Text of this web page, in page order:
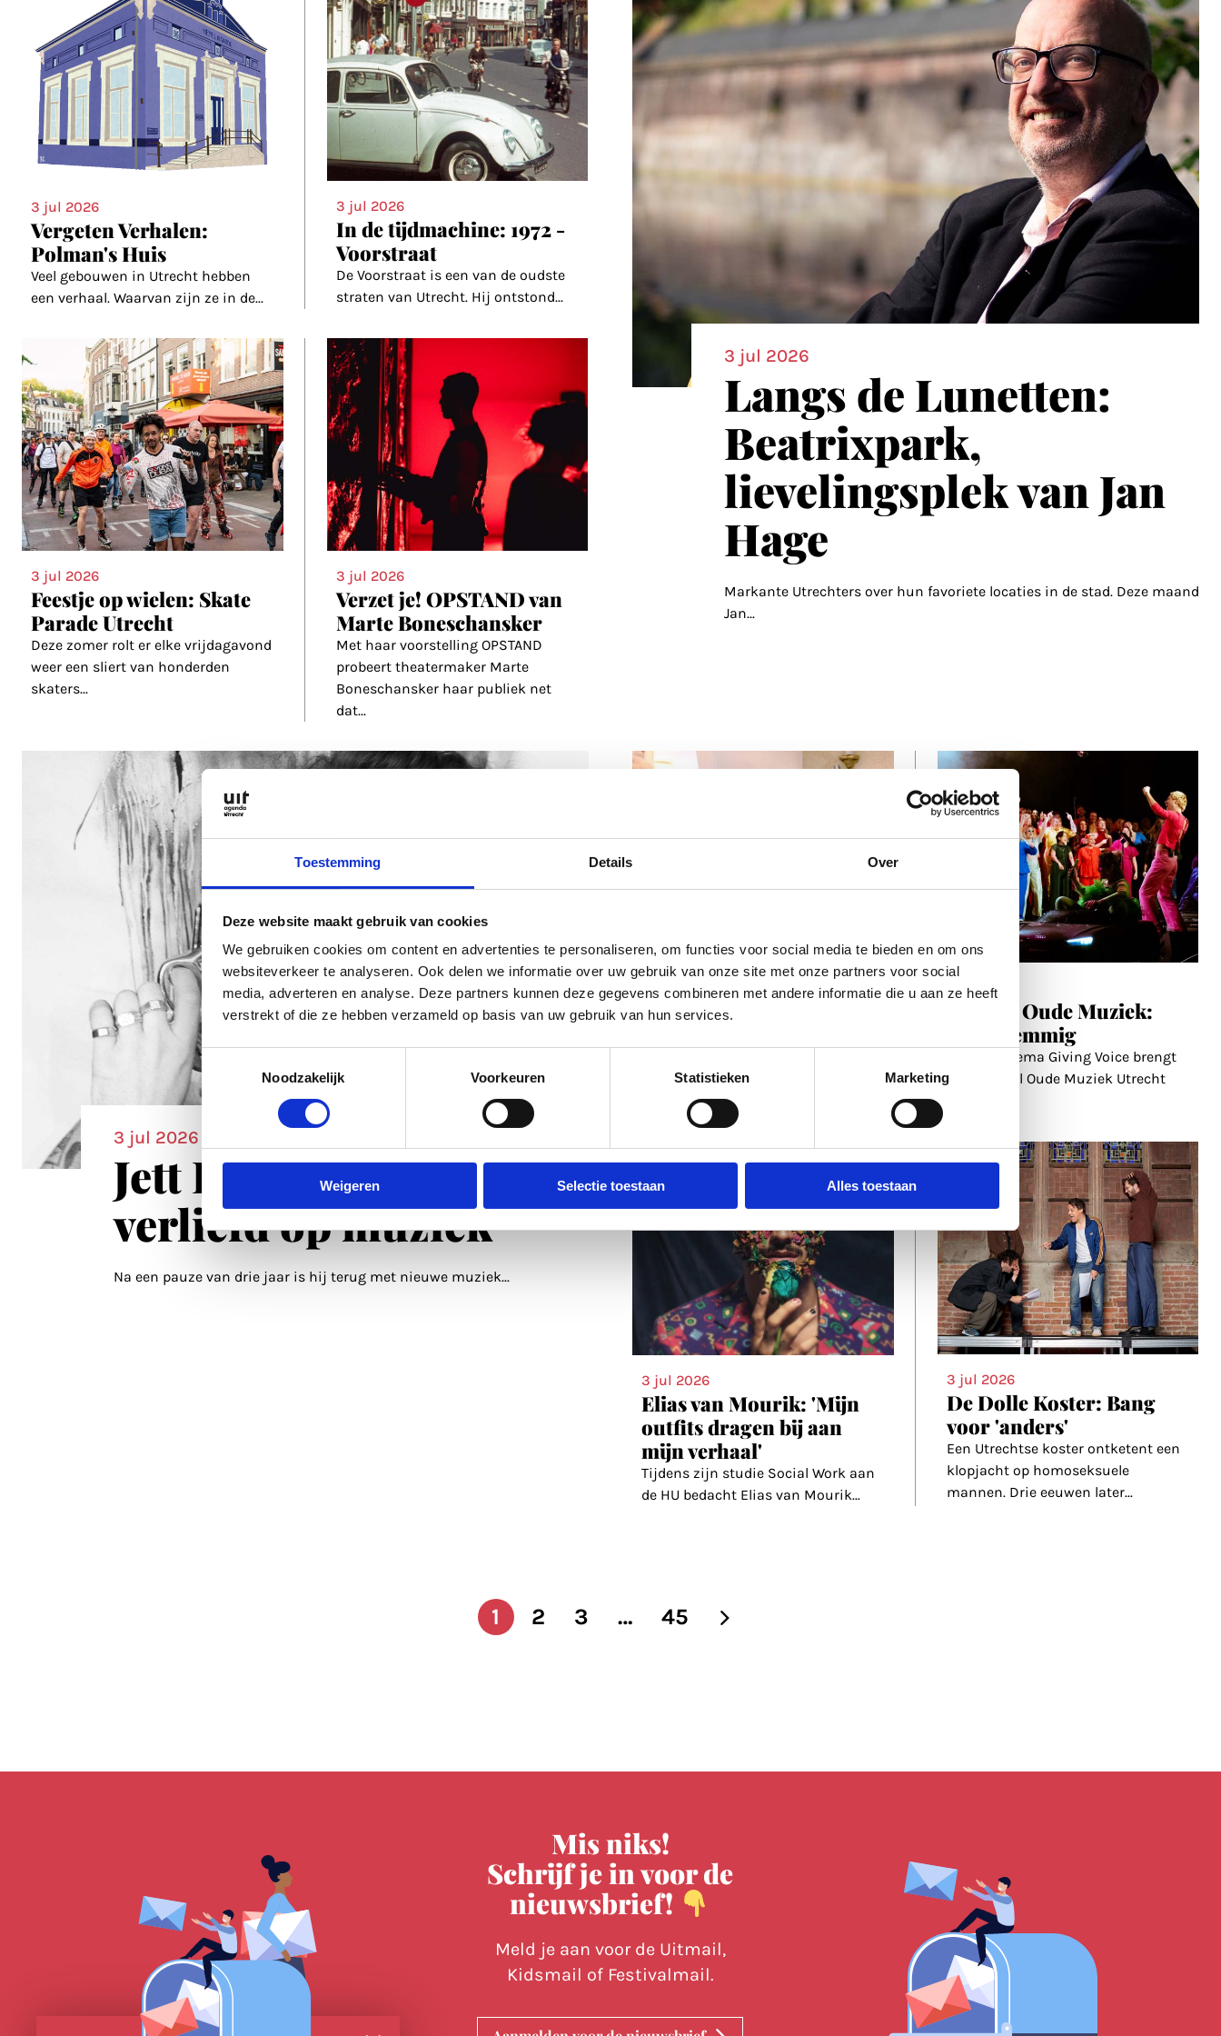
Toestemming Details Over
Deze website maakt gebruik van cookies
We gebruiken cookies om content en advertenties te personaliseren, om functies voor social media te bieden en om ons
websiteverkeer te analyseren. Ook delen we informatie over uw gebruik van onze site met onze partners voor social
media, adverteren en analyse. Deze partners kunnen deze gegevens combineren met andere informatie die u aan ze heeft
verstrekt of die ze hebben verzameld op basis van uw gebruik van hun services.
Toestemmingsselectie
Noodzakelijk
Voorkeuren Statistieken Marketing
Weigeren Selectie toestaan Alles toestaan
3 jul 2026
Vergeten Verhalen:
Polman's Huis
Veel gebouwen in Utrecht hebben
een verhaal. Waarvan zijn ze in de...
3 jul 2026
In de tijdmachine: 1972 -
Voorstraat
De Voorstraat is een van de oudste
straten van Utrecht. Hij ontstond...
3 jul 2026
Feestje op wielen: Skate
Parade Utrecht
Deze zomer rolt er elke vrijdagavond
weer een sliert van honderden
skaters...
3 jul 2026
Verzet je! OPSTAND van
Marte Boneschansker
Met haar voorstelling OPSTAND
probeert theatermaker Marte
Boneschansker haar publiek net
dat...
3 jul 2026
Langs de Lunetten:
Beatrixpark,
lievelingsplek van Jan
Hage
Markante Utrechters over hun favoriete locaties in de stad. Deze maand
Jan...
3 jul 2026
Jett Rebel: 'Ik ben weer
verliefd op muziek'
Na een pauze van drie jaar is hij terug met nieuwe muziek...
3 jul 2026
Lekker ordinair: in de
flow om iets fantastisch te
fabriceren?...
3 jul 2026
Festival Oude Muziek:
Meerstemmig
Met het thema Giving Voice brengt
het Festival Oude Muziek Utrecht
3 jul 2026
Elias van Mourik: 'Mijn
outfits dragen bij aan
mijn verhaal'
Tijdens zijn studie Social Work aan
de HU bedacht Elias van Mourik...
3 jul 2026
De Dolle Koster: Bang
voor 'anders'
Een Utrechtse koster ontketent een
klopjacht op homoseksuele
mannen. Drie eeuwen later...
Berichten
paginering
1 2 3 … 45
Mis niks!
Schrijf je in voor de
nieuwsbrief!
Meld je aan voor de Uitmail,
Kidsmail of Festivalmail.